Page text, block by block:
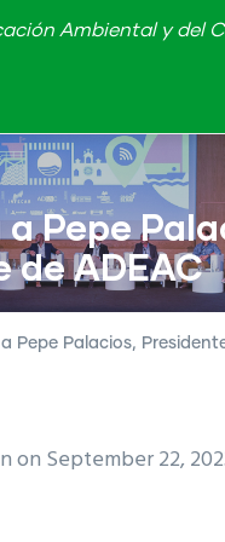
Ambiental y del
Pepe
de ADEAC
Pepe Palacios,
on September 22,